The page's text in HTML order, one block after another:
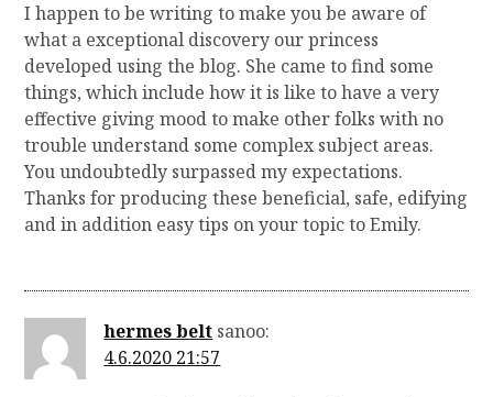
I happen to be writing to make you be aware of
what a exceptional discovery our princess
developed using the blog. She came to find some
things, which include how it is like to have a very
effective giving mood to make other folks with no
trouble understand some complex subject areas.
You undoubtedly surpassed my expectations.
Thanks for producing these beneficial, safe, edifying
and in addition easy tips on your topic to Emily.
hermes belt sanoo:
4.6.2020 21:57